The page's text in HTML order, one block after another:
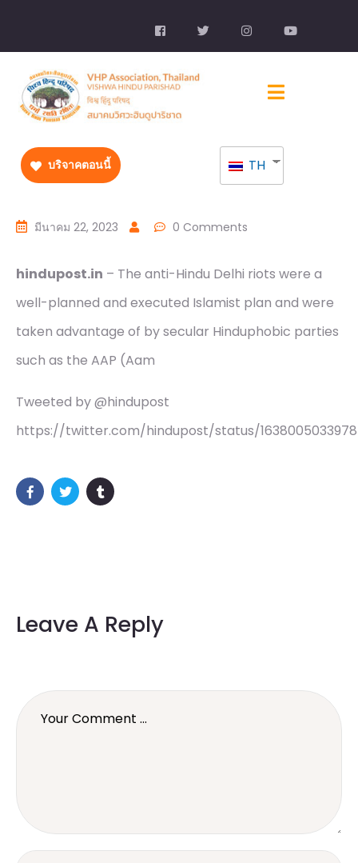
บริจาคตอนนี้ TH
มีนาคม 22, 2023 0 Comments
hindupost.in – The anti-Hindu Delhi riots were a
well-planned and executed Islamist plan and were
taken advantage of by secular Hinduphobic parties
such as the AAP (Aam
Tweeted by @hindupost
https://twitter.com/hindupost/status/
Leave A Reply